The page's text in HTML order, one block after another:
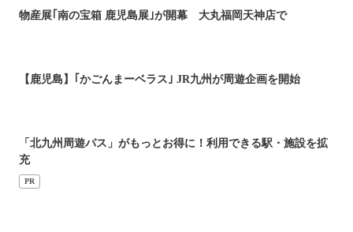
物産展｢南の宝箱 鹿児島展｣が開幕 大丸福岡天神店で
【鹿児島】｢かごんまーベラス｣ JR九州が周遊企画を開始
「北九州周遊パス」がもっとお得に！利用できる駅・施設を拡
充
PR